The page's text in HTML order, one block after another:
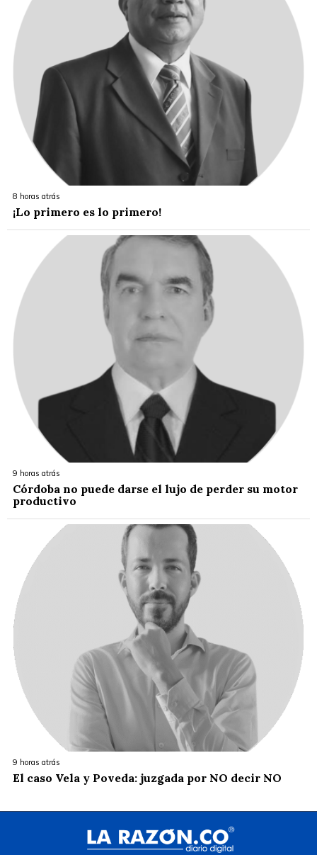
8 horas atrás
¡Lo primero es lo primero!
9 horas atrás
Córdoba no puede darse el lujo de perder su motor
productivo
9 horas atrás
El caso Vela y Poveda: juzgada por NO decir NO